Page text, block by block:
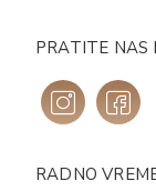
PRATITE NAS
RADNO